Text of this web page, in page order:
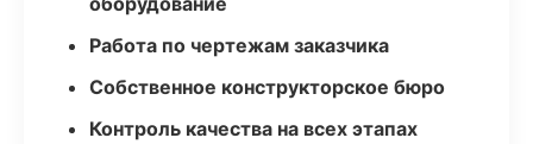
Работа по чертежам заказчика
Собственное конструкторское бюро
Контроль качества на всех этапах